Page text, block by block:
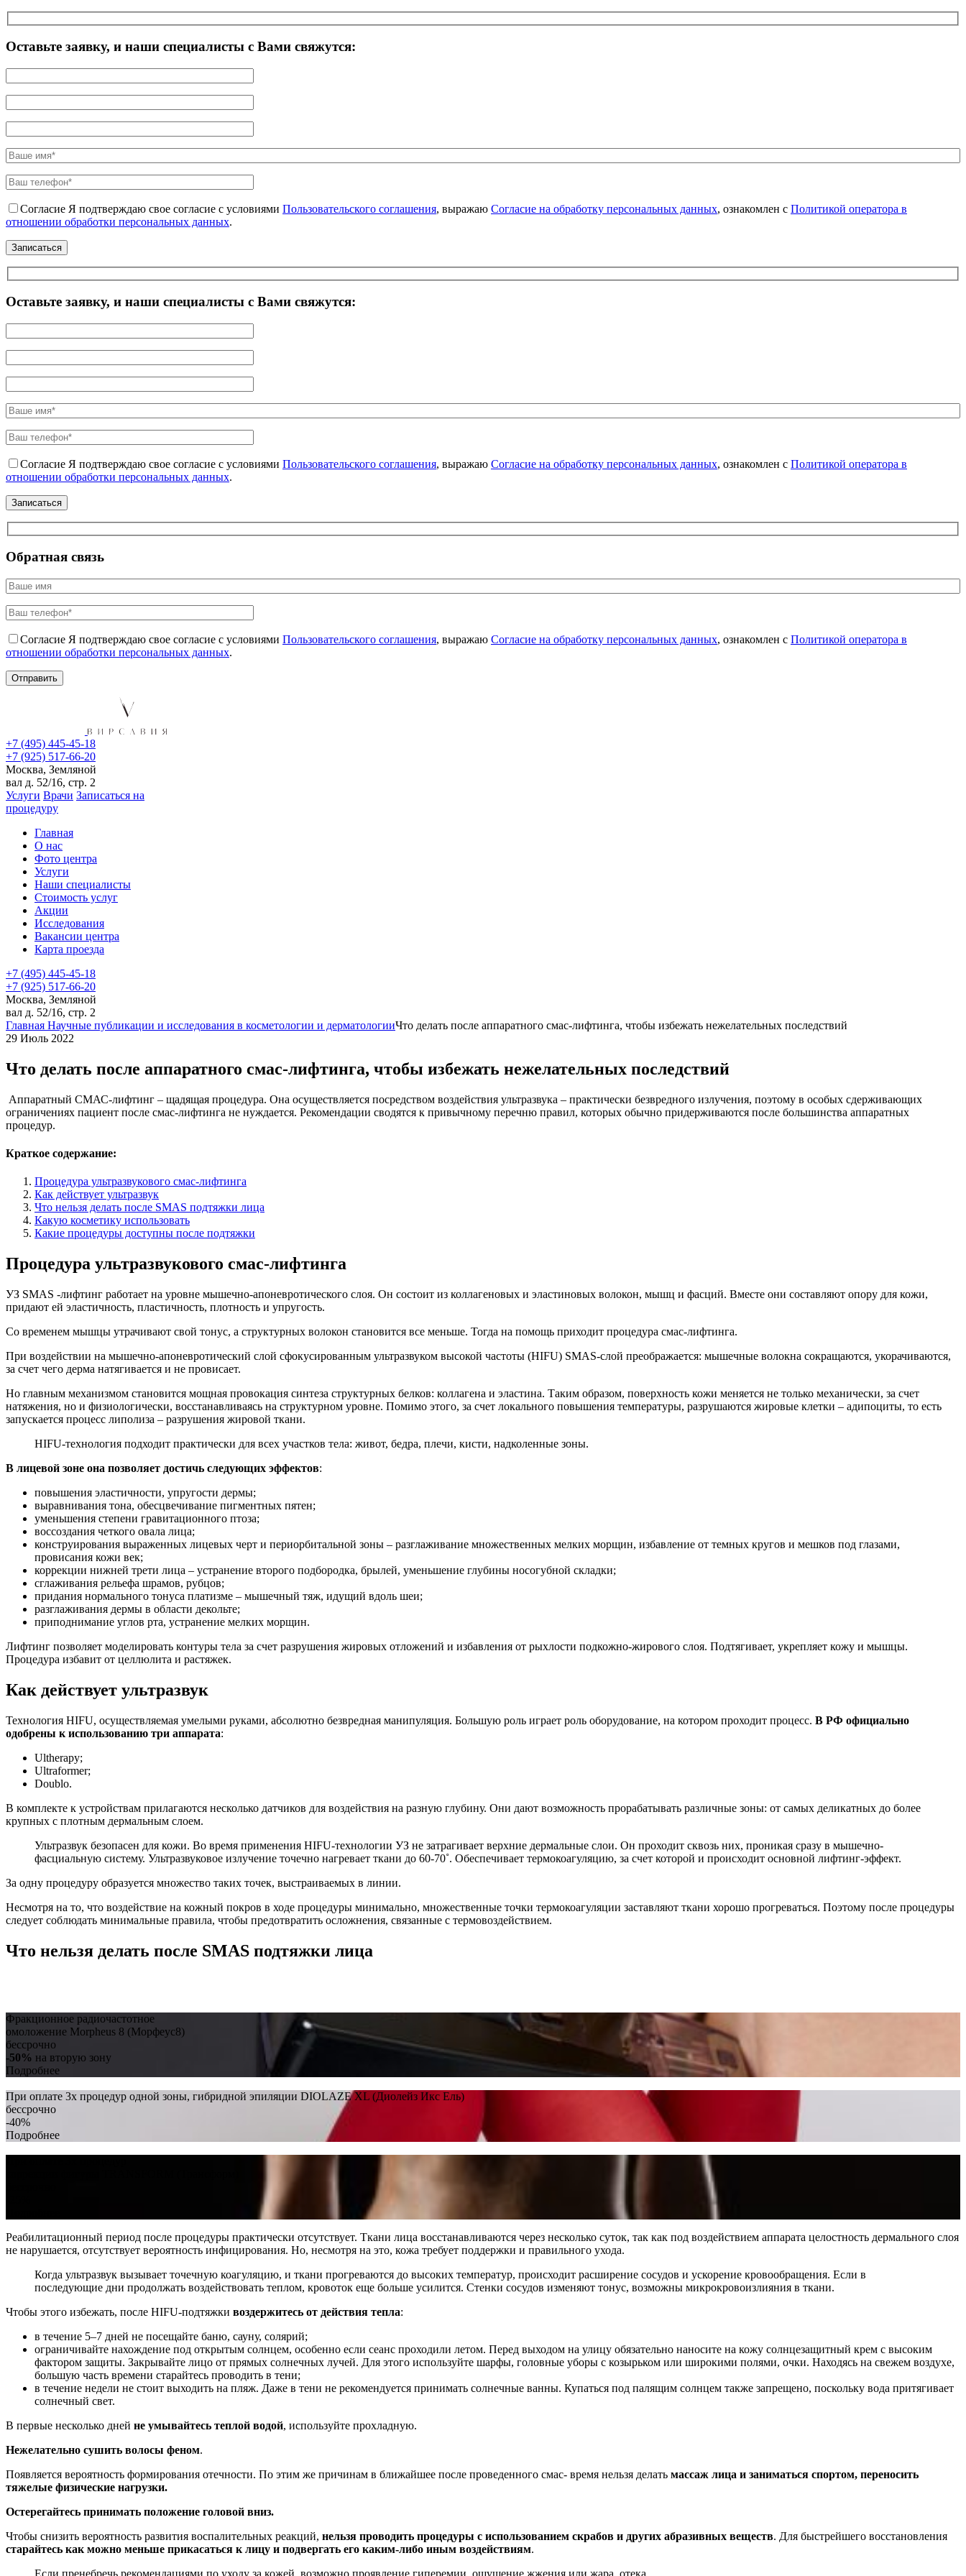
Оставьте заявку, и наши специалисты с Вами свяжутся:
Согласие Я подтверждаю свое согласие с условиями Пользовательского соглашения, выражаю Согласие на обработку персональных данных, ознакомлен с Политикой оператора в
отношении обработки персональных данных.
Оставьте заявку, и наши специалисты с Вами свяжутся:
Согласие Я подтверждаю свое согласие с условиями Пользовательского соглашения, выражаю Согласие на обработку персональных данных, ознакомлен с Политикой оператора в
отношении обработки персональных данных.
Обратная связь
Согласие Я подтверждаю свое согласие с условиями Пользовательского соглашения, выражаю Согласие на обработку персональных данных, ознакомлен с Политикой оператора в
отношении обработки персональных данных.
+7 (495) 445-45-18
+7 (925) 517-66-20
Москва, Земляной
вал д. 52/16, стр. 2
Услуги Врачи Записаться на
процедуру
Главная
О нас
Фото центра
Услуги
Наши специалисты
Стоимость услуг
Акции
Исследования
Вакансии центра
Карта проезда
+7 (495) 445-45-18
+7 (925) 517-66-20
Москва, Земляной
вал д. 52/16, стр. 2
Главная Научные публикации и исследования в косметологии и дерматологииЧто делать после аппаратного смас-лифтинга, чтобы избежать нежелательных последствий
29 Июль 2022
Что делать после аппаратного смас-лифтинга, чтобы избежать нежелательных последствий
Аппаратный СМАС-лифтинг – щадящая процедура. Она осуществляется посредством воздействия ультразвука – практически безвредного излучения, поэтому в особых сдерживающих
ограничениях пациент после смас-лифтинга не нуждается. Рекомендации сводятся к привычному перечню правил, которых обычно придерживаются после большинства аппаратных
процедур.
Краткое содержание:
Процедура ультразвукового смас-лифтинга
Как действует ультразвук
Что нельзя делать после SMAS подтяжки лица
Какую косметику использовать
Какие процедуры доступны после подтяжки
Процедура ультразвукового смас-лифтинга
УЗ SMAS -лифтинг работает на уровне мышечно-апоневротического слоя. Он состоит из коллагеновых и эластиновых волокон, мышц и фасций. Вместе они составляют опору для кожи,
придают ей эластичность, пластичность, плотность и упругость.
Со временем мышцы утрачивают свой тонус, а структурных волокон становится все меньше. Тогда на помощь приходит процедура смас-лифтинга.
При воздействии на мышечно-апоневротический слой сфокусированным ультразвуком высокой частоты (HIFU) SMAS-слой преображается: мышечные волокна сокращаются, укорачиваются,
за счет чего дерма натягивается и не провисает.
Но главным механизмом становится мощная провокация синтеза структурных белков: коллагена и эластина. Таким образом, поверхность кожи меняется не только механически, за счет
натяжения, но и физиологически, восстанавливаясь на структурном уровне. Помимо этого, за счет локального повышения температуры, разрушаются жировые клетки – адипоциты, то есть
запускается процесс липолиза – разрушения жировой ткани.
HIFU-технология подходит практически для всех участков тела: живот, бедра, плечи, кисти, надколенные зоны.
В лицевой зоне она позволяет достичь следующих эффектов:
повышения эластичности, упругости дермы;
выравнивания тона, обесцвечивание пигментных пятен;
уменьшения степени гравитационного птоза;
воссоздания четкого овала лица;
конструирования выраженных лицевых черт и периорбитальной зоны – разглаживание множественных мелких морщин, избавление от темных кругов и мешков под глазами,
провисания кожи век;
коррекции нижней трети лица – устранение второго подбородка, брылей, уменьшение глубины носогубной складки;
сглаживания рельефа шрамов, рубцов;
придания нормального тонуса платизме – мышечный тяж, идущий вдоль шеи;
разглаживания дермы в области декольте;
приподнимание углов рта, устранение мелких морщин.
Лифтинг позволяет моделировать контуры тела за счет разрушения жировых отложений и избавления от рыхлости подкожно-жирового слоя. Подтягивает, укрепляет кожу и мышцы.
Процедура избавит от целлюлита и растяжек.
Как действует ультразвук
Технология HIFU, осуществляемая умелыми руками, абсолютно безвредная манипуляция. Большую роль играет роль оборудование, на котором проходит процесс. В РФ официально
одобрены к использованию три аппарата:
Ultherapy;
Ultraformer;
Doublo.
В комплекте к устройствам прилагаются несколько датчиков для воздействия на разную глубину. Они дают возможность прорабатывать различные зоны: от самых деликатных до более
крупных с плотным дермальным слоем.
Ультразвук безопасен для кожи. Во время применения HIFU-технологии УЗ не затрагивает верхние дермальные слои. Он проходит сквозь них, проникая сразу в мышечно-
фасциальную систему. Ультразвуковое излучение точечно нагревает ткани до 60-70˚. Обеспечивает термокоагуляцию, за счет которой и происходит основной лифтинг-эффект.
За одну процедуру образуется множество таких точек, выстраиваемых в линии.
Несмотря на то, что воздействие на кожный покров в ходе процедуры минимально, множественные точки термокоагуляции заставляют ткани хорошо прогреваться. Поэтому после процедуры
следует соблюдать минимальные правила, чтобы предотвратить осложнения, связанные с термовоздействием.
Что нельзя делать после SMAS подтяжки лица
Фракционное радиочастотное
омоложение Morpheus 8 (Морфеус8)
бессрочно
-50% на вторую зону
Подробнее
При оплате 3х процедур одной зоны, гибридной эпиляции DIOLAZE XL (Диолейз Икс Ель)
бессрочно
-40%
Подробнее
Реабилитационный период после процедуры практически отсутствует. Ткани лица восстанавливаются через несколько суток, так как под воздействием аппарата целостность дермального слоя
не нарушается, отсутствует вероятность инфицирования. Но, несмотря на это, кожа требует поддержки и правильного ухода.
Когда ультразвук вызывает точечную коагуляцию, и ткани прогреваются до высоких температур, происходит расширение сосудов и ускорение кровообращения. Если в
последующие дни продолжать воздействовать теплом, кровоток еще больше усилится. Стенки сосудов изменяют тонус, возможны микрокровоизлияния в ткани.
Чтобы этого избежать, после HIFU-подтяжки воздержитесь от действия тепла:
в течение 5–7 дней не посещайте баню, сауну, солярий;
ограничивайте нахождение под открытым солнцем, особенно если сеанс проходили летом. Перед выходом на улицу обязательно наносите на кожу солнцезащитный крем с высоким
фактором защиты. Закрывайте лицо от прямых солнечных лучей. Для этого используйте шарфы, головные уборы с козырьком или широкими полями, очки. Находясь на свежем воздухе,
большую часть времени старайтесь проводить в тени;
в течение недели не стоит выходить на пляж. Даже в тени не рекомендуется принимать солнечные ванны. Купаться под палящим солнцем также запрещено, поскольку вода притягивает
солнечный свет.
В первые несколько дней не умывайтесь теплой водой, используйте прохладную.
Нежелательно сушить волосы феном.
Появляется вероятность формирования отечности. По этим же причинам в ближайшее после проведенного смас- время нельзя делать массаж лица и заниматься спортом, переносить
тяжелые физические нагрузки.
Остерегайтесь принимать положение головой вниз.
Чтобы снизить вероятность развития воспалительных реакций, нельзя проводить процедуры с использованием скрабов и других абразивных веществ. Для быстрейшего восстановления
старайтесь как можно меньше прикасаться к лицу и подвергать его каким-либо иным воздействиям.
Если пренебречь рекомендациями по уходу за кожей, возможно проявление гиперемии, ощущение жжения или жара, отека.